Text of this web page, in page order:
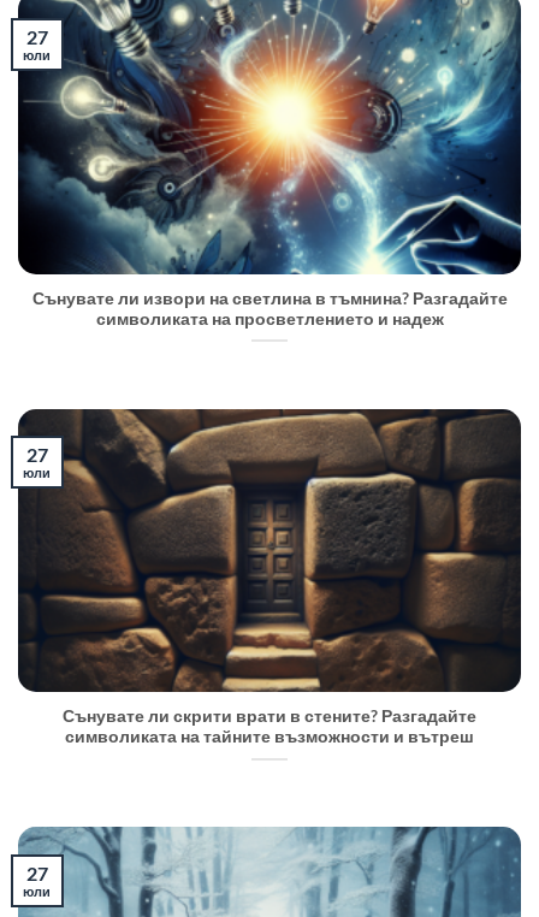
Сънувате ли извори на светлина в тъмнина? Разгадайте
символиката на просветлението и надеж
27
юли
Сънувате ли скрити врати в стените? Разгадайте
символиката на тайните възможности и вътреш
27
юли
27
юли